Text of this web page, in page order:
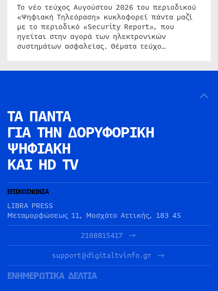
Το νέο τεύχος Αυγούστου 2026 του περιοδικού
«Ψηφιακή Τηλεόραση» κυκλοφορεί πάντα μαζί
με το περιοδικό «Security Report», που
ηγείται στην αγορά των ηλεκτρονικών
συστημάτων ασφαλείας. Θέματα τεύχο…
ΤΑ ΠΑΝΤΑ
ΓΙΑ ΤΗΝ ΔΟΡΥΦΟΡΙΚΗ
ΨΗΦΙΑΚΗ
ΚΑΙ HD TV
ΕΠΙΚΟΙΝΩΝΙΑ
LIBRA PRESS
Μεταμορφώσεως 11, Μοσχάτο Αττικής, 183 45
2108815417
support@digitaltvinfo.gr
ΕΝΗΜΕΡΩΤΙΚΑ ΔΕΛΤΙΑ